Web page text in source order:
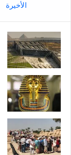
ل
س
ح
ي
الأخيرة